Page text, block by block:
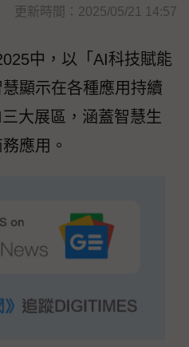
更新時間：2025/05/21 14:57
中，以「AI科技賦能
顯示在各種應用持續
大展區，涵蓋智慧生
應用。